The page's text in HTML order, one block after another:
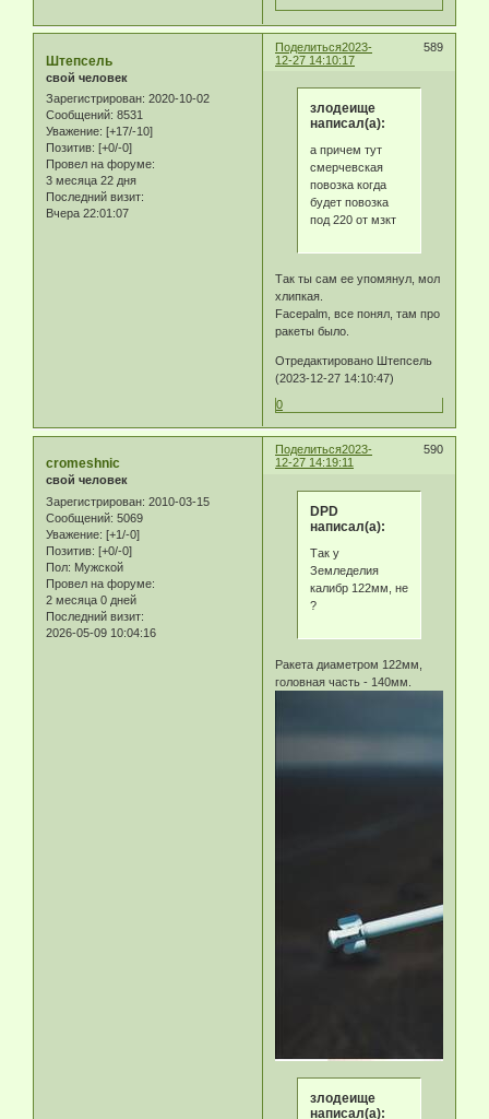
Поделиться 589
2023-
12-27 14:10:17
Штепсель
свой человек
Зарегистрирован: 2020-10-02
Сообщений: 8531
Уважение: [+17/-10]
Позитив: [+0/-0]
Провел на форуме:
3 месяца 22 дня
Последний визит:
Вчера 22:01:07
злодеище
написал(а):
а причем тут
смерчевская
повозка когда
будет повозка
под 220 от мзкт
Так ты сам ее упомянул, мол
хлипкая.
Facepalm, все понял, там про
ракеты было.
Отредактировано Штепсель
(2023-12-27 14:10:47)
0
Поделиться 590
2023-
12-27 14:19:11
cromeshnic
свой человек
Зарегистрирован: 2010-03-15
Сообщений: 5069
Уважение: [+1/-0]
Позитив: [+0/-0]
Пол: Мужской
Провел на форуме:
2 месяца 0 дней
Последний визит:
2026-05-09 10:04:16
DPD
написал(а):
Так у
Земледелия
калибр 122мм, не
?
Ракета диаметром 122мм,
головная часть - 140мм.
злодеище
написал(а):